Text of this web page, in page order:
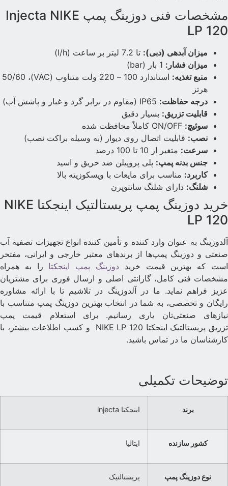
مشخصات فنی دوزینگ پمپ Injecta NIKE
LP 120
میزان آبدهی (دبی): تا 7.2 لیتر بر ساعت (l/h)
میزان فشار:
منبع تغذیه:
استاندارد 100 – 220 ولت متناوب (VAC)، 50/60
هرتز
درجه حفاظت:
قابلیت تزریق: بسیار دقیق
سوئیچ:
نصب: قابلیت اتصال روی دیوار (به وسیله براکت نصب)
سرعت: متغیر از 10 تا 100 درصد
جنس بدنه پمپ: پلی پروپیلن ضد حریق و اسید
کاربرد: مناسب برای مایعات با ویسکوزیته بالا
شلنگ: دارای شلنگ سانتوپرن
خرید دوزینگ پمپ پریستالتیک اینجکتا NIKE
LP 120
آلدوزینگ به عنوان وارد کننده و تأمین کننده انواع تجهیزات تصفیه آب
صنعتی و دوزینگ پمپ‌ها از برندهای معتبر خارجی و ایرانی، مفتخر
که بهترین قیمت خرید
دوزینگ پمپ اینجکتارا به همراه
مشخصات فنی کامل، گارانتی اصلی و ارسال فوری برای مشتریان
عزیز فراهم نماید. ما در آلدوزینگ در تلاشیم تا با ارائه مشاوره
رایگان و تخصصی، به شما در انتخاب بهترین دوزینگ پمپ متناسب با
نیازهای صنعتی‌تان یاری رسانیم. برای استعلام قیمت پمپ
تزریق پریستالتیک اینجکتا NIKE LP 120 و کسب اطلاعات بیشتر، با
کارشناسان ما در تماس باشید.
توضیحات تکمیلی
برند اینجکتا injecta
کشور سازنده ایتالیا
نوع دوزینگ پمپ پریستالتیک